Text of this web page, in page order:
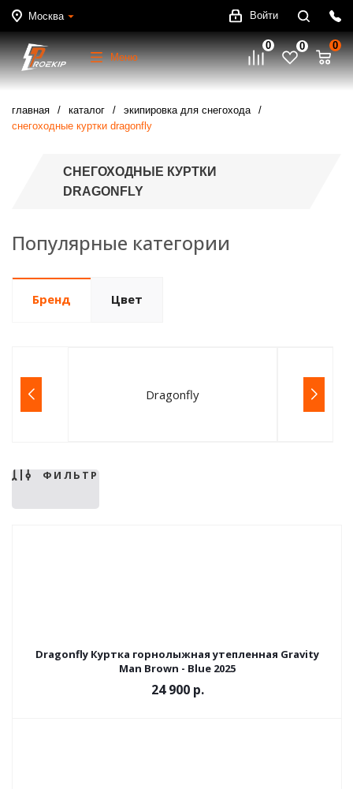
Москва Войти
Меню
0 0 0
главная каталог
экипировка для снегохода
снегоходные куртки dragonfly
СНЕГОХОДНЫЕ КУРТКИ
DRAGONFLY
Популярные категории
Бренд Цвет
Dragonfly
ФИЛЬТР
Dragonfly Куртка горнолыжная утепленная Gravity
Man Brown - Blue 2025
24 900 р.